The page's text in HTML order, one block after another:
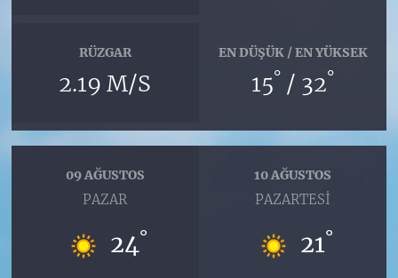
RÜZGAR
2.19 M/S
EN DÜŞÜK / EN YÜKSEK
15° / 32°
09 AĞUSTOS
PAZAR
24°
10 AĞUSTOS
PAZARTESI
21°